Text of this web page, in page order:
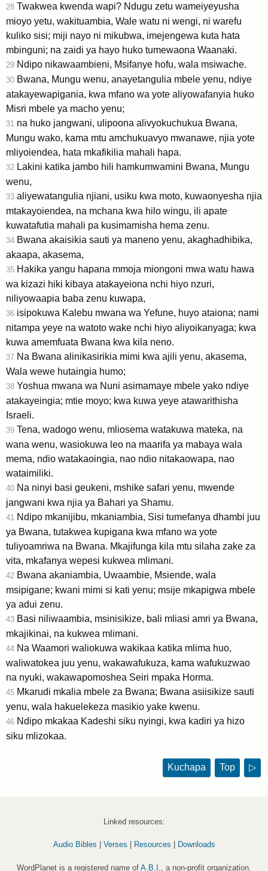
28 Twakwea kwenda wapi? Ndugu zetu wameiyeyusha
mioyo yetu, wakituambia, Wale watu ni wengi, ni warefu
kuliko sisi; miji nayo ni mikubwa, imejengewa kuta hata
mbinguni; na zaidi ya hayo huko tumewaona Waanaki.
29 Ndipo nikawaambieni, Msifanye hofu, wala msiwache.
30 Bwana, Mungu wenu, anayetangulia mbele yenu, ndiye
atakayewapigania, kwa mfano wa yote aliyowafanyia huko
Misri mbele ya macho yenu;
31 na huko jangwani, ulipoona alivyokuchukua Bwana,
Mungu wako, kama mtu amchukuavyo mwanawe, njia yote
mliyoiendea, hata mkafikilia mahali hapa.
32 Lakini katika jambo hili hamkumwamini Bwana, Mungu
wenu,
33 aliyewatangulia njiani, usiku kwa moto, kuwaonyesha njia
mtakayoiendea, na mchana kwa hilo wingu, ili apate
kuwatafutia mahali pa kusimamisha hema zenu.
34 Bwana akaisikia sauti ya maneno yenu, akaghadhibika,
akaapa, akasema,
35 Hakika yangu hapana mmoja miongoni mwa watu hawa
wa kizazi hiki kibaya atakayeiona nchi hiyo nzuri,
niliyowaapia baba zenu kuwapa,
36 isipokuwa Kalebu mwana wa Yefune, huyo ataiona; nami
nitampa yeye na watoto wake nchi hiyo aliyoikanyaga; kwa
kuwa amemfuata Bwana kwa kila neno.
37 Na Bwana alinikasirikia mimi kwa ajili yenu, akasema,
Wala wewe hutaingia humo;
38 Yoshua mwana wa Nuni asimamaye mbele yako ndiye
atakayeingia; mtie moyo; kwa kuwa yeye atawarithisha
Israeli.
39 Tena, wadogo wenu, mliosema watakuwa mateka, na
wana wenu, wasiokuwa leo na maarifa ya mabaya wala
mema, ndio watakaoingia, nao ndio nitakaowapa, nao
wataimiliki.
40 Na ninyi basi geukeni, mshike safari yenu, mwende
jangwani kwa njia ya Bahari ya Shamu.
41 Ndipo mkanijibu, mkaniambia, Sisi tumefanya dhambi juu
ya Bwana, tutakwea kupigana kwa mfano wa yote
tuliyoamriwa na Bwana. Mkajifunga kila mtu silaha zake za
vita, mkafanya wepesi kukwea mlimani.
42 Bwana akaniambia, Uwaambie, Msiende, wala
msipigane; kwani mimi si kati yenu; msije mkapigwa mbele
ya adui zenu.
43 Basi niliwaambia, msinisikize, bali mliasi amri ya Bwana,
mkajikinai, na kukwea mlimani.
44 Na Waamori waliokuwa wakikaa katika mlima huo,
waliwatokea juu yenu, wakawafukuza, kama wafukuzwao
na nyuki, wakawapomoshea Seiri mpaka Horma.
45 Mkarudi mkalia mbele za Bwana; Bwana asiisikize sauti
yenu, wala hakuelekeza masikio yake kwenu.
46 Ndipo mkakaa Kadeshi siku nyingi, kwa kadiri ya hizo
siku mlizokaa.
Kuchapa Top ▷
Linked resources:
Audio Bibles Verses Resources Downloads
WordPlanet is a registered name of A.B.I. , a non-profit organization.